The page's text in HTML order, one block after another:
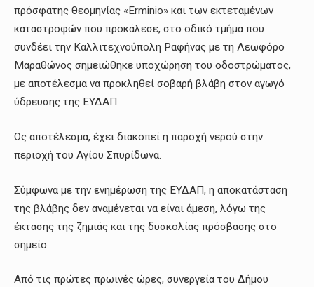
πρόσφατης θεομηνίας «Erminio» και των εκτεταμένων
καταστροφών που προκάλεσε, στο οδικό τμήμα που
συνδέει την Καλλιτεχνούπολη Ραφήνας με τη Λεωφόρο
Μαραθώνος σημειώθηκε υποχώρηση του οδοστρώματος,
με αποτέλεσμα να προκληθεί σοβαρή βλάβη στον αγωγό
ύδρευσης της ΕΥΔΑΠ.
Ως αποτέλεσμα, έχει διακοπεί η παροχή νερού στην
περιοχή του Αγίου Σπυρίδωνα.
Σύμφωνα με την ενημέρωση της ΕΥΔΑΠ, η αποκατάσταση
της βλάβης δεν αναμένεται να είναι άμεση, λόγω της
έκτασης της ζημιάς και της δυσκολίας πρόσβασης στο
σημείο.
Από τις πρώτες πρωινές ώρες, συνεργεία του Δήμου